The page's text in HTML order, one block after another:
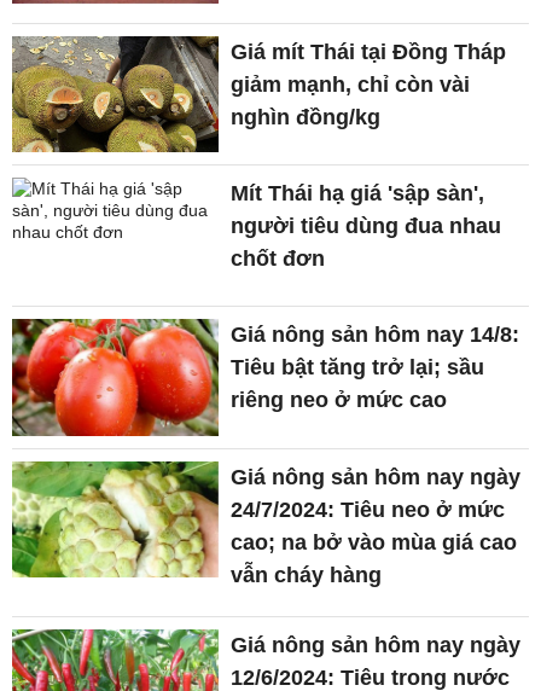
Giá mít Thái tại Đồng Tháp
giảm mạnh, chỉ còn vài
nghìn đồng/kg
Mít Thái hạ giá 'sập sàn',
người tiêu dùng đua nhau
chốt đơn
Giá nông sản hôm nay 14/8:
Tiêu bật tăng trở lại; sầu
riêng neo ở mức cao
Giá nông sản hôm nay ngày
24/7/2024: Tiêu neo ở mức
cao; na bở vào mùa giá cao
vẫn cháy hàng
Giá nông sản hôm nay ngày
12/6/2024: Tiêu trong nước